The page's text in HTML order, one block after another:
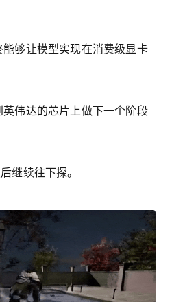
够让模型实现在消费级显卡
伟达的芯片上做下一个阶段
继续往下探。